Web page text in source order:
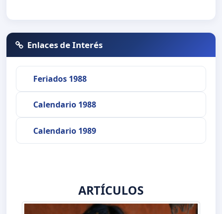
Enlaces de Interés
Feriados 1988
Calendario 1988
Calendario 1989
ARTÍCULOS